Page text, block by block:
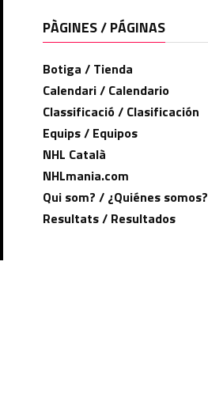
PÀGINES / PÁGINAS
Botiga / Tienda
Calendari / Calendario
Classificació / Clasificación
Equips / Equipos
NHL Català
NHLmania.com
Qui som? / ¿Quiénes somos?
Resultats / Resultados